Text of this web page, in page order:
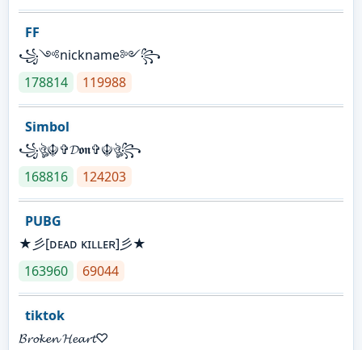
FF
꧁༺nickname༻꧂
178814
119988
Simbol
꧁ঔৣ☬✞𝓓𝖔𝖓✞☬ঔৣ꧂
168816
124203
PUBG
★彡[ᴅᴇᴀᴅ ᴋɪʟʟᴇʀ]彡★
163960
69044
tiktok
𝓑𝓻𝓸𝓴𝓮𝓷 𝓗𝓮𝓪𝓻𝓽♡